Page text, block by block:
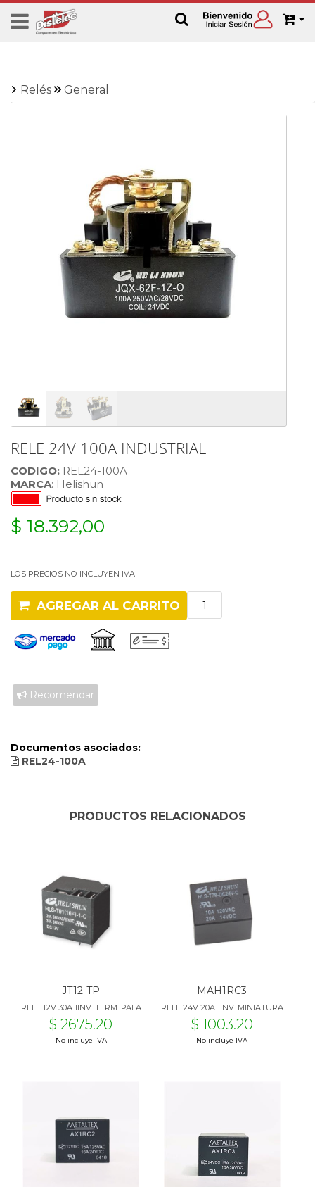
Relés General
RELE 24V 100A INDUSTRIAL
CODIGO: REL24-100A
MARCA: Helishun
$ 18.392,00
LOS PRECIOS NO INCLUYEN IVA
AGREGAR AL CARRITO
Recomendar
Documentos asociados:
REL24-100A
PRODUCTOS RELACIONADOS
JT12-TP
RELE 12V 30A 1INV. TERM. PALA
$ 2675.20
No incluye IVA
MAH1RC3
RELE 24V 20A 1INV. MINIATURA
$ 1003.20
No incluye IVA